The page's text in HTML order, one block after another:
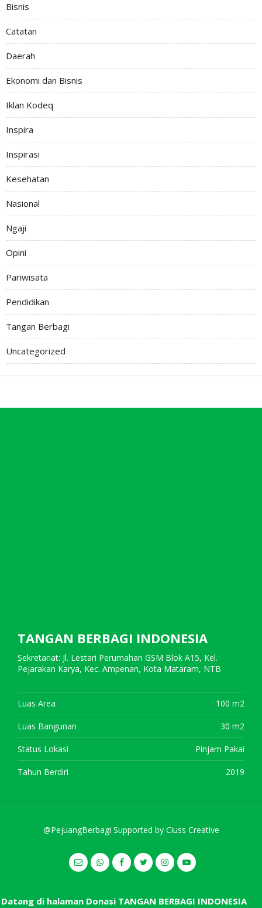
Bisnis
Catatan
Daerah
Ekonomi dan Bisnis
Iklan Kodeq
Inspira
Inspirasi
Kesehatan
Nasional
Ngaji
Opini
Pariwisata
Pendidikan
Tangan Berbagi
Uncategorized
TANGAN BERBAGI INDONESIA
Sekretariat: Jl. Lestari Perumahan GSM Blok A15, Kel.
Pejarakan Karya, Kec. Ampenan, Kota Mataram, NTB
Luas Area 100 m2
Luas Bangunan 30 m2
Status Lokasi Pinjam Pakai
Tahun Berdiri 2019
@PejuangBerbagi Supported by Ciuss Creative
di halaman Donasi TANGAN BERBAGI INDONESIA